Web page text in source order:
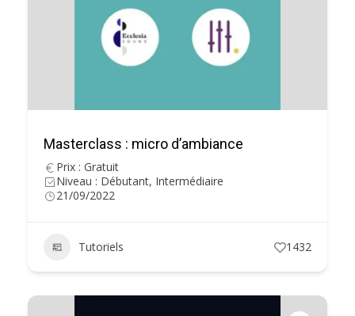
Masterclass : micro d’ambiance
Prix : Gratuit
Niveau : Débutant, Intermédiaire
21/09/2022
Tutoriels 1432